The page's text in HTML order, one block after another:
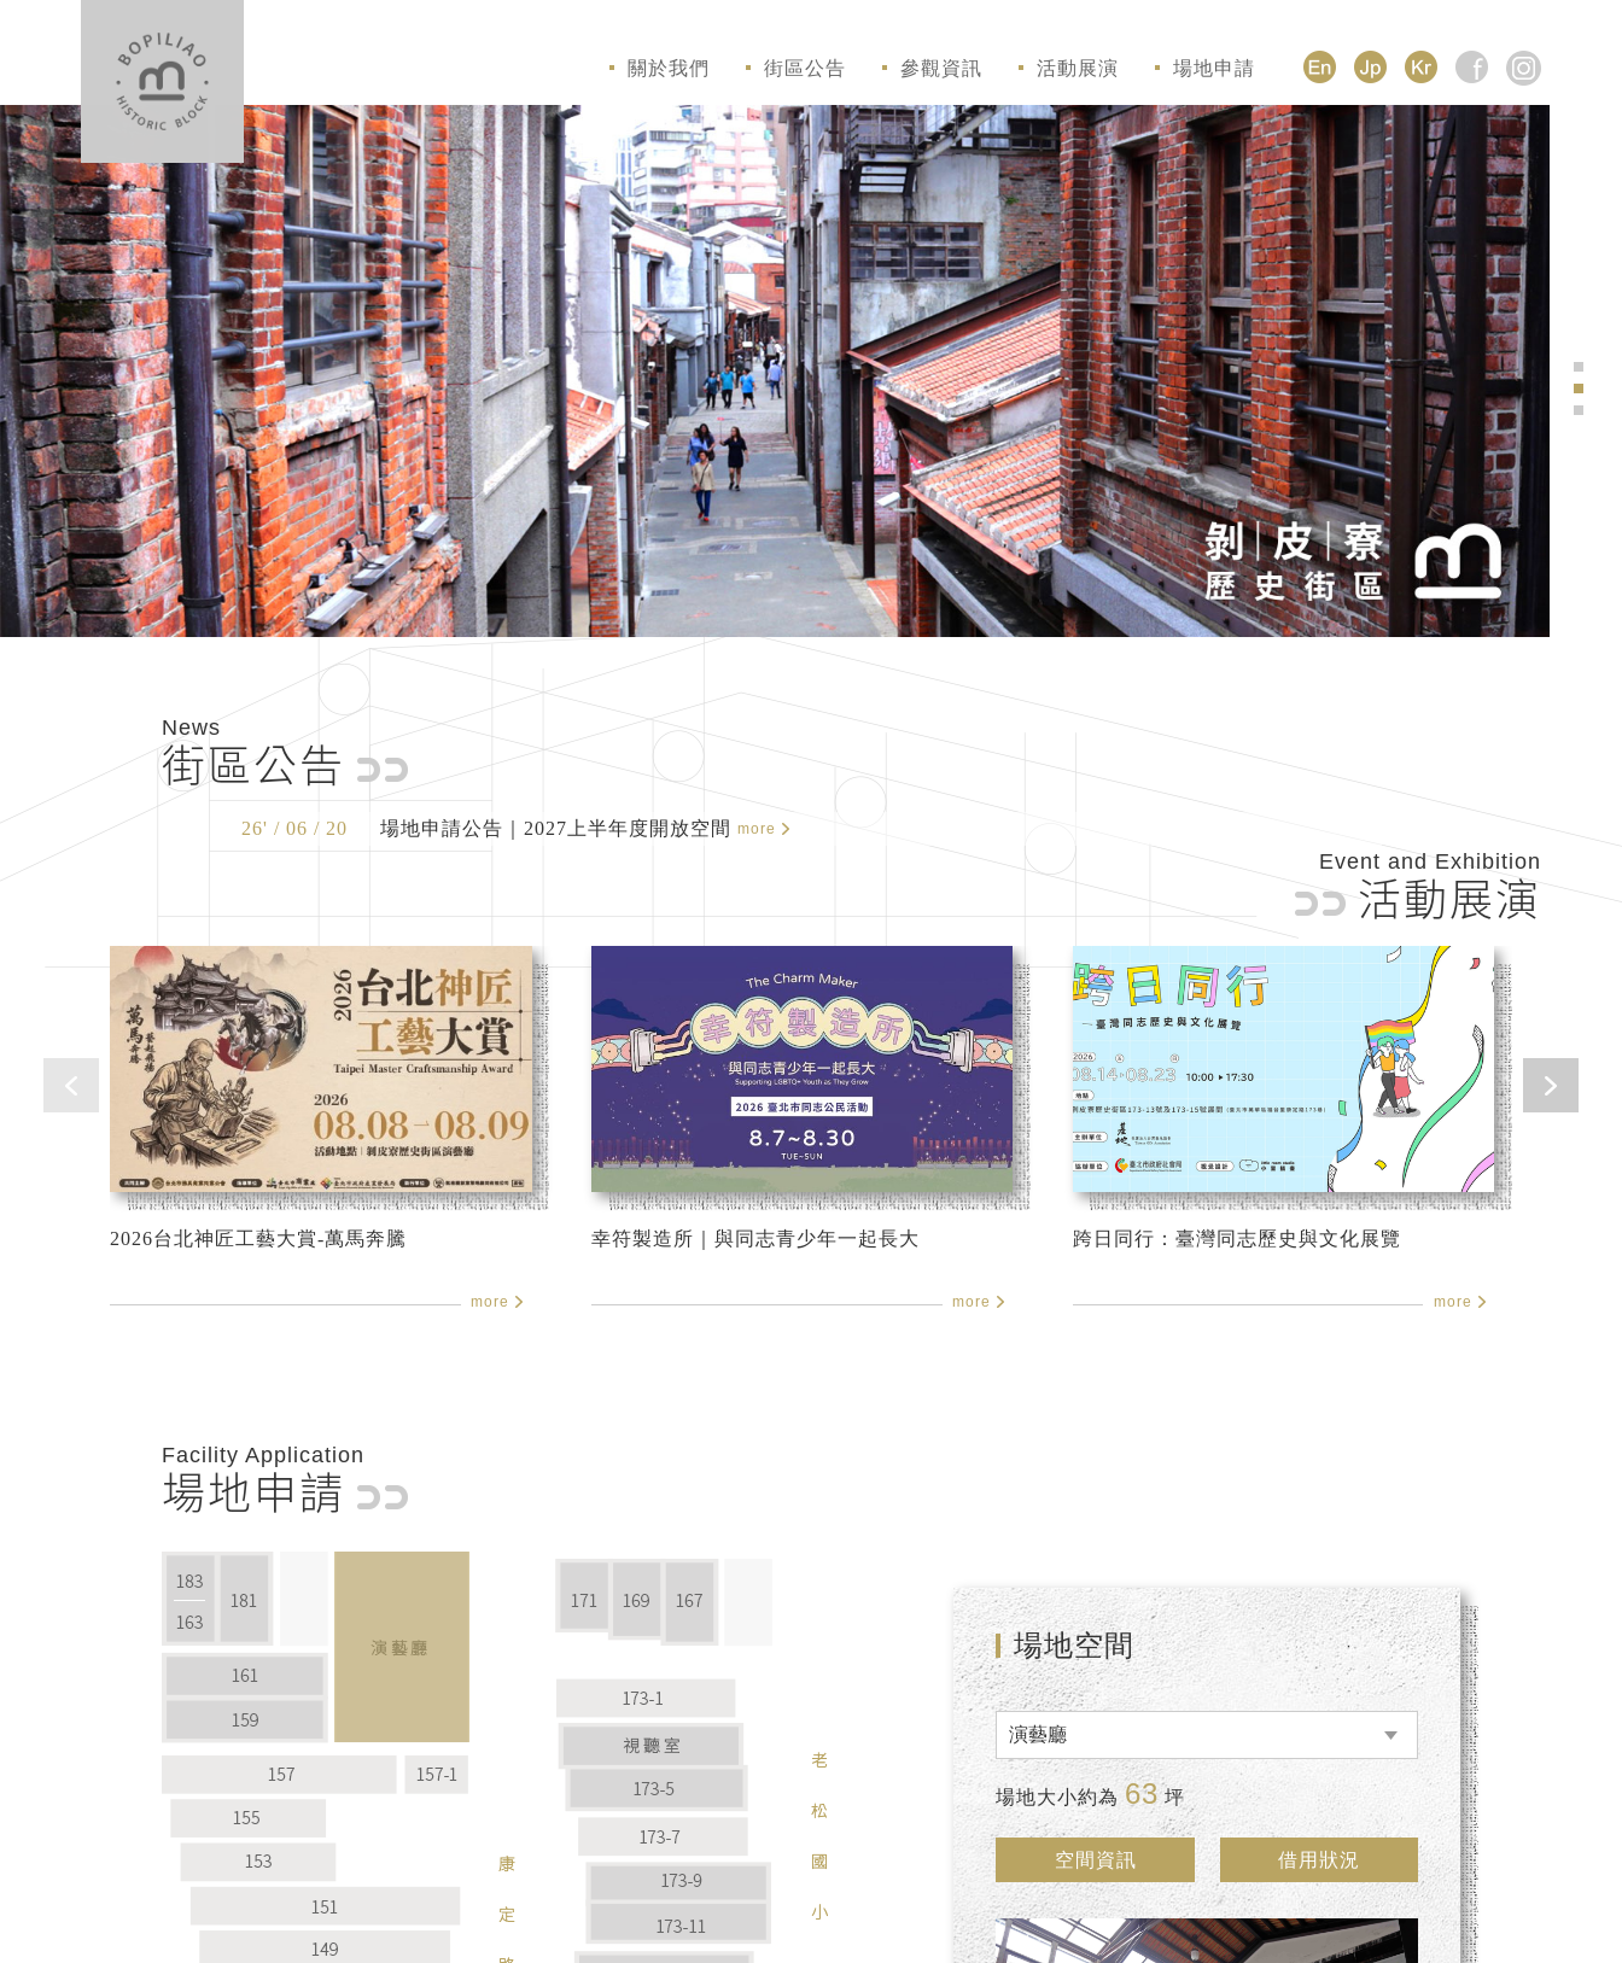
關於我們 街區公告 參觀資訊 活動展演 場地申請
News
街區公告
26' / 06 / 20 場地申請公告｜2027上半年度開放空間 more
Event and Exhibition
活動展演
2026台北神匠工藝大賞-萬馬奔騰
more
幸符製造所｜與同志青少年一起長大
more
跨日同行：臺灣同志歷史與文化展覽
more
Facility Application
場地申請
場地空間
場地大小約為 63坪
空間資訊 借用狀況